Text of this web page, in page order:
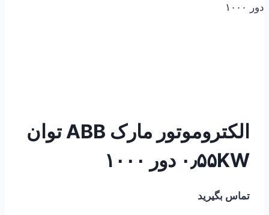
دور ۱۰۰۰
الکتروموتور مارک ABB توان
۰٫۵۵KW دور ۱۰۰۰
تماس بگیرید